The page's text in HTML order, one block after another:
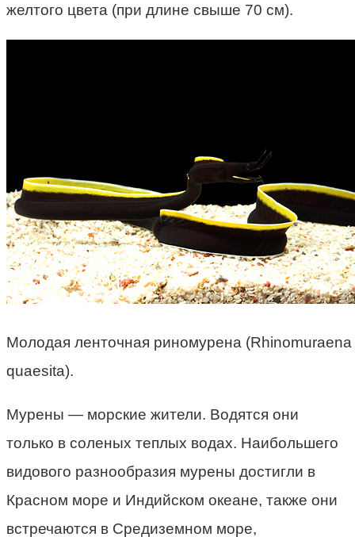
желтого цвета (при длине свыше 70 см).
Молодая ленточная риномурена (Rhinomuraena
quaesita).
Мурены — морские жители. Водятся они
только в соленых теплых водах. Наибольшего
видового разнообразия мурены достигли в
Красном море и Индийском океане, также они
встречаются в Средиземном море,